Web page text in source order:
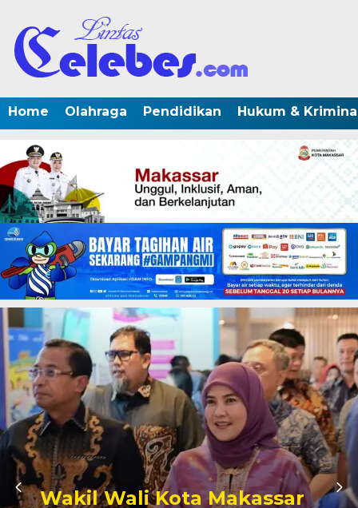
Home Olahraga Pendidikan Hukum &